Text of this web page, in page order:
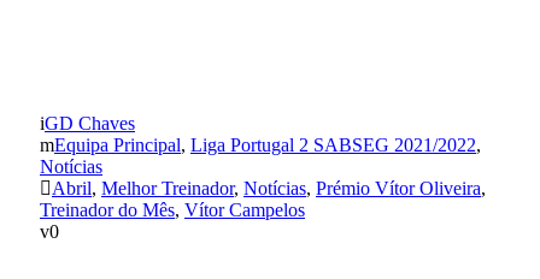
GD Chaves
Equipa Principal, Liga Portugal 2 SABSEG 2021/2022,
Notícias
Abril, Melhor Treinador, Notícias, Prémio Vítor Oliveira,
Treinador do Mês, Vítor Campelos
0